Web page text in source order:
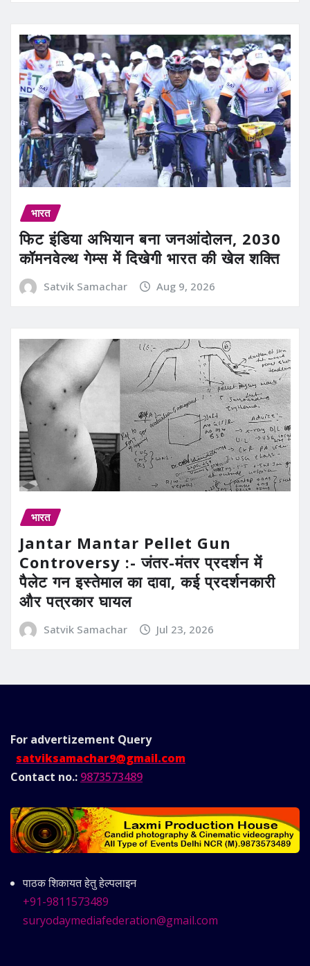
भारत
फिट इंडिया अभियान बना जनआंदोलन, 2030
कॉमनवेल्थ गेम्स में दिखेगी भारत की खेल शक्ति
Satvik Samachar Aug 9, 2026
भारत
Jantar Mantar Pellet Gun
Controversy :- जंतर-मंतर प्रदर्शन में
पैलेट गन इस्तेमाल का दावा, कई प्रदर्शनकारी
और पत्रकार घायल
Satvik Samachar Jul 23, 2026
For advertizement Query
satviksamachar9@gmail.com
Contact no.: 9873573489
पाठक शिकायत हेतु हेल्पलाइन
+91-9811573489
suryodaymediafederation@gmail.com